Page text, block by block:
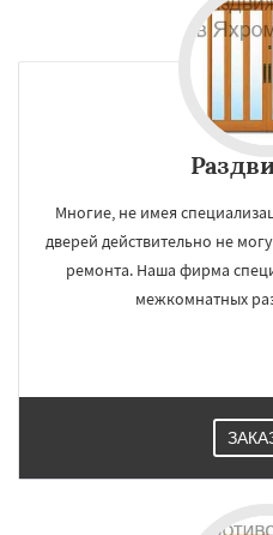
Многие, не имея
дверей действительно не
ремонта. Наша фирма
межкомнатных